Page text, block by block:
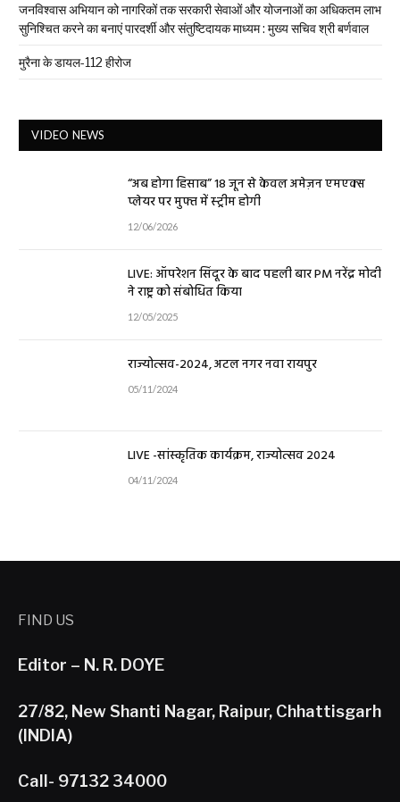
जनविश्वास अभियान को नागरिकों तक सरकारी सेवाओं और योजनाओं का अधिकतम लाभ
सुनिश्चित करने का बनाएं पारदर्शी और संतुष्टिदायक माध्यम : मुख्य सचिव श्री बर्णवाल
मुरैना के डायल-112 हीरोज
VIDEO NEWS
“अब होगा हिसाब” 18 जून से केवल अमेज़न एमएक्स
प्लेयर पर मुफ्त में स्ट्रीम होगी
12/06/2026
LIVE: ऑपरेशन सिंदूर के बाद पहली बार PM नरेंद्र मोदी
ने राष्ट्र को संबोधित किया
12/05/2025
राज्योत्सव-2024, अटल नगर नवा रायपुर
05/11/2024
LIVE -सांस्कृतिक कार्यक्रम, राज्योत्सव 2024
04/11/2024
FIND US
Editor – N. R. DOYE
27/82, New Shanti Nagar, Raipur, Chhattisgarh
(INDIA)
Call- 97132 34000